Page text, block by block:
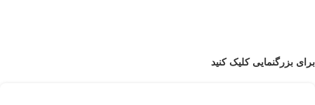
برای بزرگنمایی کلیک کنید